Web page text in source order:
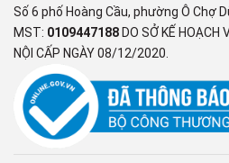
Nút điều chỉnh nhiệt độ bên ngoài
Khoá cửa tủ
Giỏ đựng đồ
Lỗ thoát nước
Bánh xe
Số 6 phố Hoàng Cầu, phường Ô Chợ
MST: 0109447188 DO SỞ KẾ HOẠCH
NỘI CẤP NGÀY 08/12/2020.